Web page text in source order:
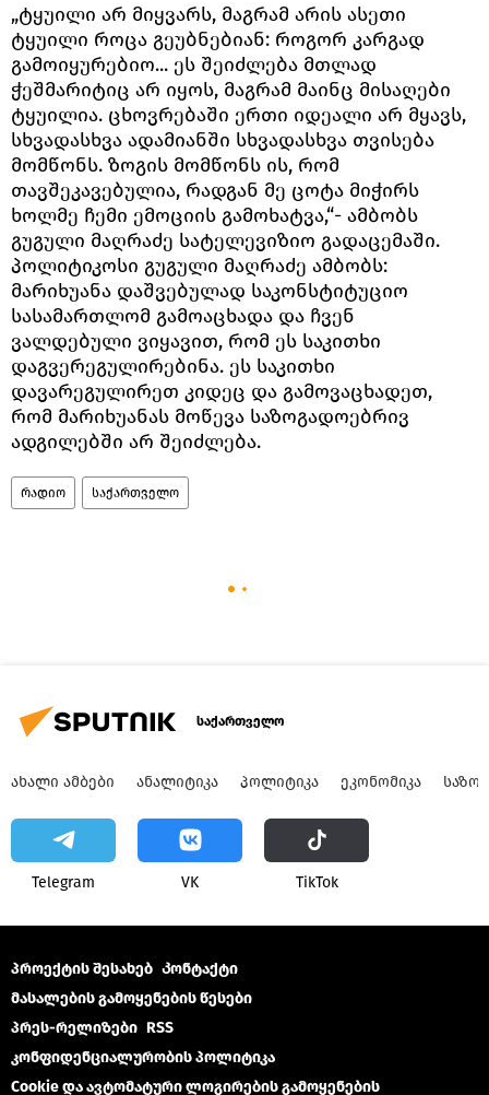
„ტყუილი არ მიყვარს, მაგრამ არის ასეთი
ტყუილი როცა გეუბნებიან: როგორ კარგად
გამოიყურებიო... ეს შეიძლება მთლად
ჭეშმარიტიც არ იყოს, მაგრამ მაინც მისაღები
ტყუილია. ცხოვრებაში ერთი იდეალი არ მყავს,
სხვადასხვა ადამიანში სხვადასხვა თვისება
მომწონს. ზოგის მომწონს ის, რომ
თავშეკავებულია, რადგან მე ცოტა მიჭირს
ხოლმე ჩემი ემოციის გამოხატვა,“- ამბობს
გუგული მაღრაძე სატელევიზიო გადაცემაში.
პოლიტიკოსი გუგული მაღრაძე ამბობს:
მარიხუანა დაშვებულად საკონსტიტუციო
სასამართლომ გამოაცხადა და ჩვენ
ვალდებული ვიყავით, რომ ეს საკითხი
დაგვერეგულირებინა. ეს საკითხი
დავარეგულირეთ კიდეც და გამოვაცხადეთ,
რომ მარიხუანას მოწევა საზოგადოებრივ
ადგილებში არ შეიძლება.
რადიო საქართველო
საქართველო
ᲐᲮᲐᲚᲘ ᲐᲛᲑᲔᲑᲘ ᲐᲜᲐᲚᲘᲢᲘᲙᲐ ᲞᲝᲚᲘᲢᲘᲙᲐ ᲔᲙᲝᲜᲝᲛᲘᲙᲐ
Telegram VK ТikТоk
პროექტის შესახებ Კონტაქტი
მასალების გამოყენების წესები
პრეს-რელიზები RSS
კონფიდენციალურობის პოლიტიკა
Cookie და ავტომატური ლოგირების გამოყენების